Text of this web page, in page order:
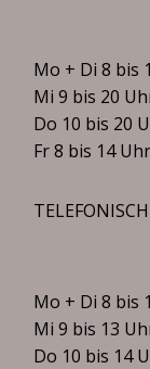
Mo + Di 8 bis
Mi 9 bis 20
Do 10 bis 20
Fr 8 bis 14 Uhr
Mo + Di 8 bis
Mi 9 bis 13
Do 10 bis 14